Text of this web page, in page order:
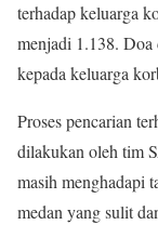
terhadap keluarga
menjadi 1.138. Doa
kepada keluarga
Proses pencarian
dilakukan oleh tim
masih menghadapi
medan yang sulit